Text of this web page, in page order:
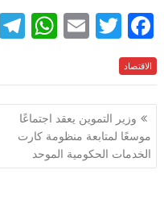
F
ac
e
b
o
o
k
T
itt
er
E
ai
l
W
at
s
A
p
p
الاقتصاد
تصفّح
المقالات
وزير التموين يعقد اجتماعًا
موسعًا لمتابعة منظومة كارت
الخدمات الحكومية الموحد